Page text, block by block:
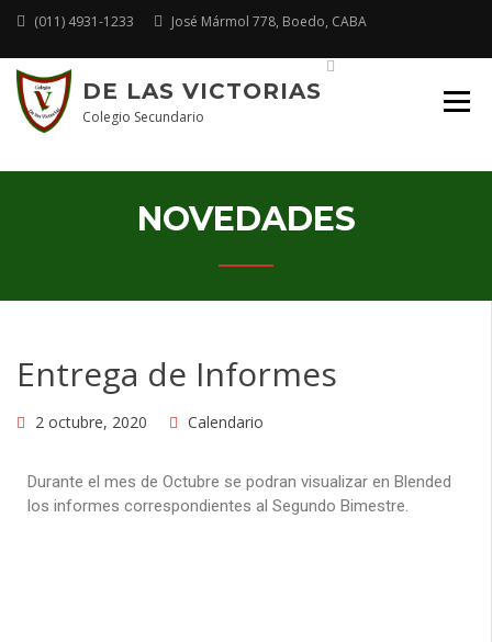
(011) 4931-1233 José Mármol 778, Boedo, CABA
DE LAS VICTORIAS
Colegio Secundario
NOVEDADES
Entrega de Informes
2 octubre, 2020 Calendario
Durante el mes de Octubre se podran visualizar en Blended
los informes correspondientes al Segundo Bimestre.